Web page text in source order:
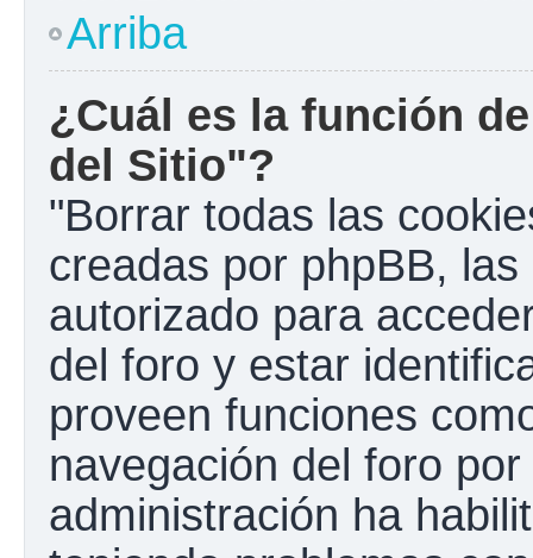
Arriba
¿Cuál es la función
del Sitio"?
"Borrar todas las
creadas por phpBB,
autorizado para
del foro y estar
proveen funciones
navegación del foro
administración ha